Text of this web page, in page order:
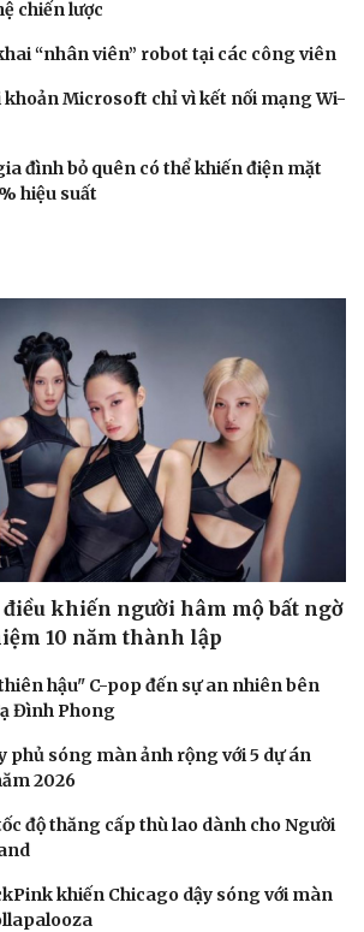
chiến lược
“nhân viên” robot tại các công viên
khoản Microsoft chỉ vì kết nối mạng Wi-
đình bỏ quên có thể khiến điện mặt
hiệu suất
khiến người hâm mộ bất ngờ
10 năm thành lập
hậu" C-pop đến sự an nhiên bên
Đình Phong
phủ sóng màn ảnh rộng với 5 dự án
2026
độ thăng cấp thù lao dành cho Người
khiến Chicago dậy sóng với màn